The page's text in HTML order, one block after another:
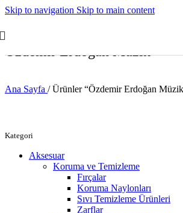
Skip to navigation Skip to main content
Özdemir Erdoğan Müzik
Ana Sayfa / Ürünler “Özdemir Erdoğan
Kategori
Aksesuar
Koruma ve Temizleme
Fırçalar
Koruma Naylonları
Sıvı Temizleme Ürünleri
Zarflar